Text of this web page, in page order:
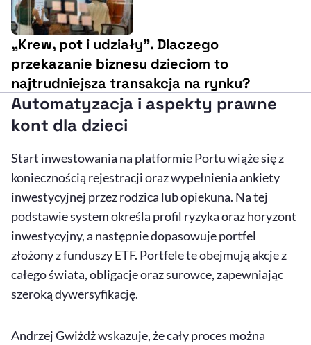
„Krew, pot i udziały”. Dlaczego
przekazanie biznesu dzieciom to
najtrudniejsza transakcja na rynku?
Automatyzacja i aspekty prawne
kont dla dzieci
Start inwestowania na platformie Portu wiąże się z
koniecznością rejestracji oraz wypełnienia ankiety
inwestycyjnej przez rodzica lub opiekuna. Na tej
podstawie system określa profil ryzyka oraz horyzont
inwestycyjny, a następnie dopasowuje portfel
złożony z funduszy ETF. Portfele te obejmują akcje z
całego świata, obligacje oraz surowce, zapewniając
szeroką dywersyfikację.
Andrzej Gwiżdż wskazuje, że cały proces można